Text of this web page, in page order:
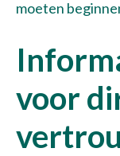
moeten
voor